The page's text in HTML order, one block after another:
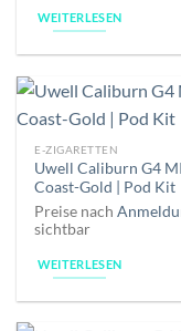
WEITERLESEN
E-ZIGARETTEN
Uwell Caliburn G4
Coast-Gold | Pod Kit
Preise nach
sichtbar
WEITERLESEN